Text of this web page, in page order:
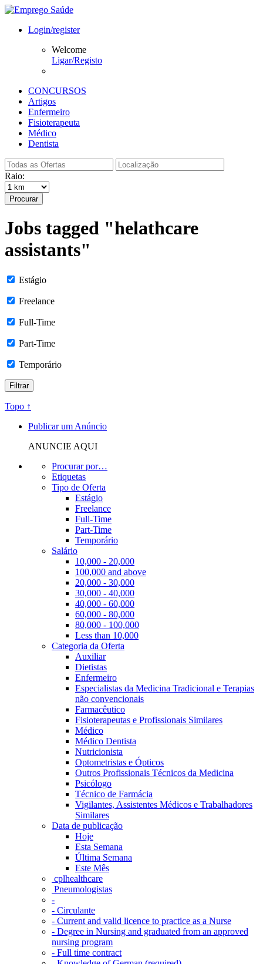
Login/register
Welcome
Ligar/Registo
CONCURSOS
Artigos
Enfermeiro
Fisioterapeuta
Médico
Dentista
Raio:
Procurar
Jobs tagged "helathcare
assistants"
Estágio
Freelance
Full-Time
Part-Time
Temporário
Topo ↑
Publicar um Anúncio
ANUNCIE AQUI
Procurar por…
Etiquetas
Tipo de Oferta
Estágio
Freelance
Full-Time
Part-Time
Temporário
Salário
10,000 - 20,000
100,000 and above
20,000 - 30,000
30,000 - 40,000
40,000 - 60,000
60,000 - 80,000
80,000 - 100,000
Less than 10,000
Categoria da Oferta
Auxiliar
Dietistas
Enfermeiro
Especialistas da Medicina Tradicional e Terapias
não convencionais
Farmacêutico
Fisioterapeutas e Profissionais Similares
Médico
Médico Dentista
Nutricionista
Optometristas e Ópticos
Outros Profissionais Técnicos da Medicina
Psicólogo
Técnico de Farmácia
Vigilantes, Assistentes Médicos e Trabalhadores
Similares
Data de publicação
Hoje
Esta Semana
Última Semana
Este Mês
‎ cplhealthcare‬
Pneumologistas
-
- Circulante
- Current and valid licence to practice as a Nurse
- Degree in Nursing and graduated from an approved
nursing program
- Full time contract